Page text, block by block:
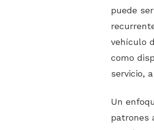
puede
vehículo
como
servicio,
Un
patrones